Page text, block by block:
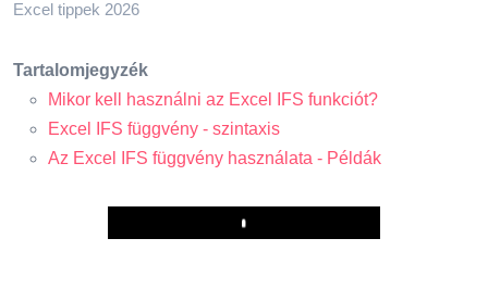
Excel tippek 2026
Tartalomjegyzék
Mikor kell használni az Excel IFS funkciót?
Excel IFS függvény - szintaxis
Az Excel IFS függvény használata - Példák
Play